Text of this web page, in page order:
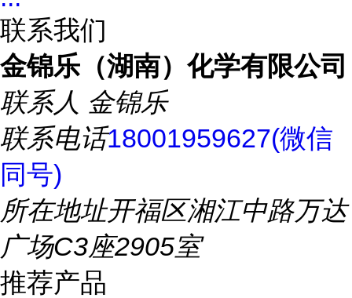
联系我们
金锦乐（湖南）化学有限公司
联系人 金锦乐
联系电话18001959627(微信
同号)
所在地址开福区湘江中路万达
广场C3座2905室
推荐产品